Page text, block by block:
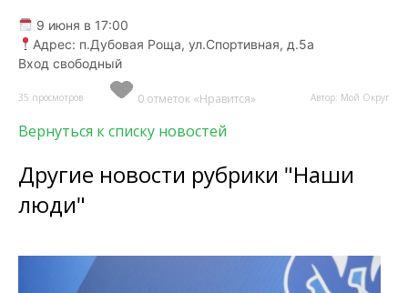
9 июня в 17:00
Адрес: п.Дубовая Роща, ул.Спортивная, д.5а
Вход свободный
35 просмотров 0 отметок «Нравится» Автор: Мой Округ
Вернуться к списку новостей
Другие новости рубрики "Наши
люди"